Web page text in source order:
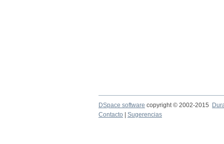
DSpace software copyright © 2002-2015
Contacto
Sugerencias